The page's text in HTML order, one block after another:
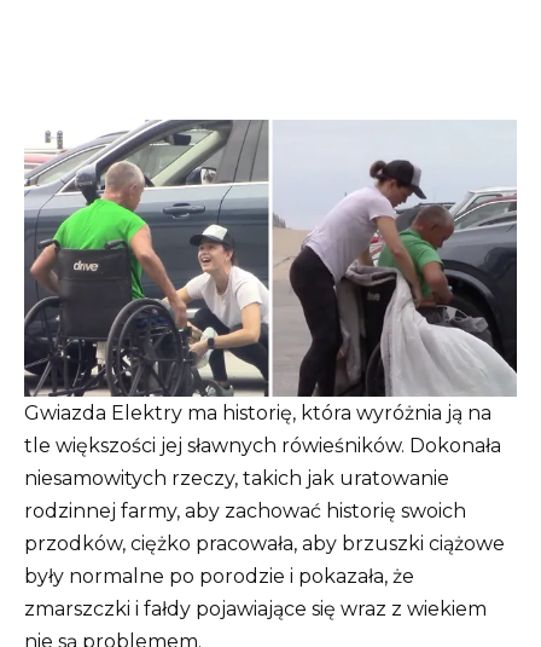
Gwiazda Elektry ma historię, która wyróżnia ją na
tle większości jej sławnych rówieśników. Dokonała
niesamowitych rzeczy, takich jak uratowanie
rodzinnej farmy, aby zachować historię swoich
przodków, ciężko pracowała, aby brzuszki ciążowe
były normalne po porodzie i pokazała, że ​​
zmarszczki i fałdy pojawiające się wraz z wiekiem
nie są problemem.